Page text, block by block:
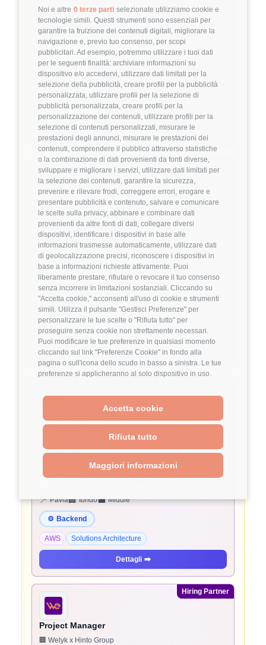
Noi e altre 0 terze parti selezionate utilizziamo cookie e
tecnologie simili. Questi strumenti sono essenziali per
garantire la fruizione dei contenuti digitali, migliorare la
navigazione e, previo tuo consenso, per scopi
pubblicitari. Ad esempio, potremmo utilizzare i tuoi dati
per le seguenti finalità: archiviare informazioni su
dispositivo e/o accedervi, utilizzare dati limitati per la
selezione della pubblicità, creare profili per la pubblicità
personalizzata, utilizzare profili per la selezione di
pubblicità personalizzata, creare profili per la
personalizzazione dei contenuti, utilizzare profili per la
selezione di contenuti personalizzati, misurare le
prestazioni degli annunci, misurare le prestazioni dei
contenuti, comprendere il pubblico attraverso statistiche
o la combinazione di dati provenienti da fonti diverse,
sviluppare e migliorare i servizi, utilizzare dati limitati per
la selezione dei contenuti, garantire la sicurezza,
prevenire e rilevare frodi, correggere errori, erogare e
presentare pubblicità e contenuto, salvare e comunicare
le scelte sulla privacy, abbinare e combinare dati
provenienti da altre fonti di dati, collegare diversi
dispositivi, identificare i dispositivi in base alle
informazioni trasmesse automaticamente, utilizzare dati
di geolocalizzazione precisi, riconoscere i dispositivi in
base a informazioni richieste attivamente. Puoi
liberamente prestare, rifiutare o revocare il tuo consenso
senza incorrere in limitazioni sostanziali. Cliccando su
"Accetta cookie," acconsenti all'uso di cookie e strumenti
simili. Utilizza il pulsante "Gestisci Preferenze" per
personalizzare le tue scelte o "Rifiuta tutto" per
proseguire senza cookie non strettamente necessari.
Puoi modificare le tue preferenze in qualsiasi momento
cliccando sul link "Preferenze Cookie" in fondo alla
pagina o sull'icona dello scudo in basso a sinistra. Le tue
preferenze si applicheranno al solo dispositivo in uso.
Accetta cookie
Rifiuta tutto
Maggiori informazioni
3.8 FuffAnnuncio Score
💰 ~ 50.000€ - 60.000€ all'anno
📍 Milano 🏢 Ibrido💼 Middle/Senior
DevOps
Linux VMware
Dettagli ➡️
Hiring Partner
Product Engineer
🏢 Welyk x Callimacus.ai
4 FuffAnnuncio Score
💰 Fino a 85.000€ all'anno
📍 Milano🏢 On-Site (fase iniziale) poi Ibrido
💼 Middle/Senior
⚙️ Backend
TypeScript Node.js
Dettagli ➡️
Technical Account Manager
3.9 FuffAnnuncio Score
💰 ~ 45.000€ - 45.000€ all'anno
📍 Pavia🏢 Ibrido💼 Middle
⚙️ Backend
AWS Solutions Architecture
Dettagli ➡️
Hiring Partner
Project Manager
🏢 Welyk x Hinto Group